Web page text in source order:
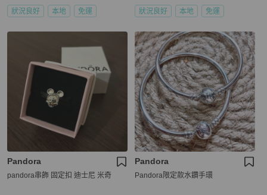
狀況良好 本地 免運 狀況良好 本地 免運
Pandora
pandora串飾 固定扣 迪士尼 米奇
Pandora
Pandora限定款水鑽手環